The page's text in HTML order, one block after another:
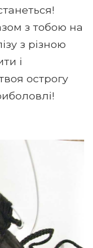
з тобою на
з різною
і
острогу